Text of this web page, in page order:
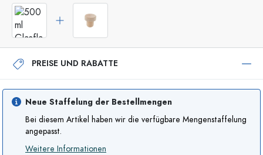
PREISE UND RABATTE
Neue Staffelung der Bestellmengen
Bei diesem Artikel haben wir die verfügbare Mengenstaffelung
angepasst.
Weitere Informationen